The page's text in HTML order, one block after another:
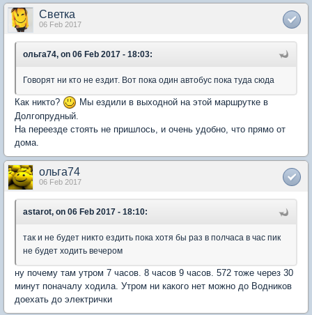
Светка
06 Feb 2017
ольга74, on 06 Feb 2017 - 18:03:
Говорят ни кто не ездит. Вот пока один автобус пока туда сюда
Как никто?
Мы ездили в выходной на этой маршрутке в
Долгопрудный.
На переезде стоять не пришлось, и очень удобно, что прямо от
дома.
ольга74
06 Feb 2017
astarot, on 06 Feb 2017 - 18:10:
так и не будет никто ездить пока хотя бы раз в полчаса в час пик
не будет ходить вечером
ну почему там утром 7 часов. 8 часов 9 часов. 572 тоже через 30
минут поначалу ходила. Утром ни какого нет можно до Водников
доехать до электрички